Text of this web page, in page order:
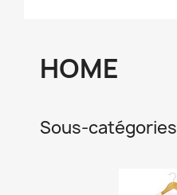
HOME
Sous-catégories